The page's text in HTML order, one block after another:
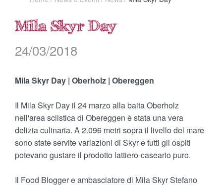
24/03/2018
Mila Skyr Day | Oberholz | Obereggen
Il Mila Skyr Day il 24 marzo alla baita Oberholz
nell'area sciistica di Obereggen è stata una vera
delizia culinaria. A 2.096 metri sopra il livello del mare
sono state servite variazioni di Skyr e tutti gli ospiti
potevano gustare il prodotto lattiero-caseario puro.
Il Food Blogger e ambasciatore di Mila Skyr Stefano